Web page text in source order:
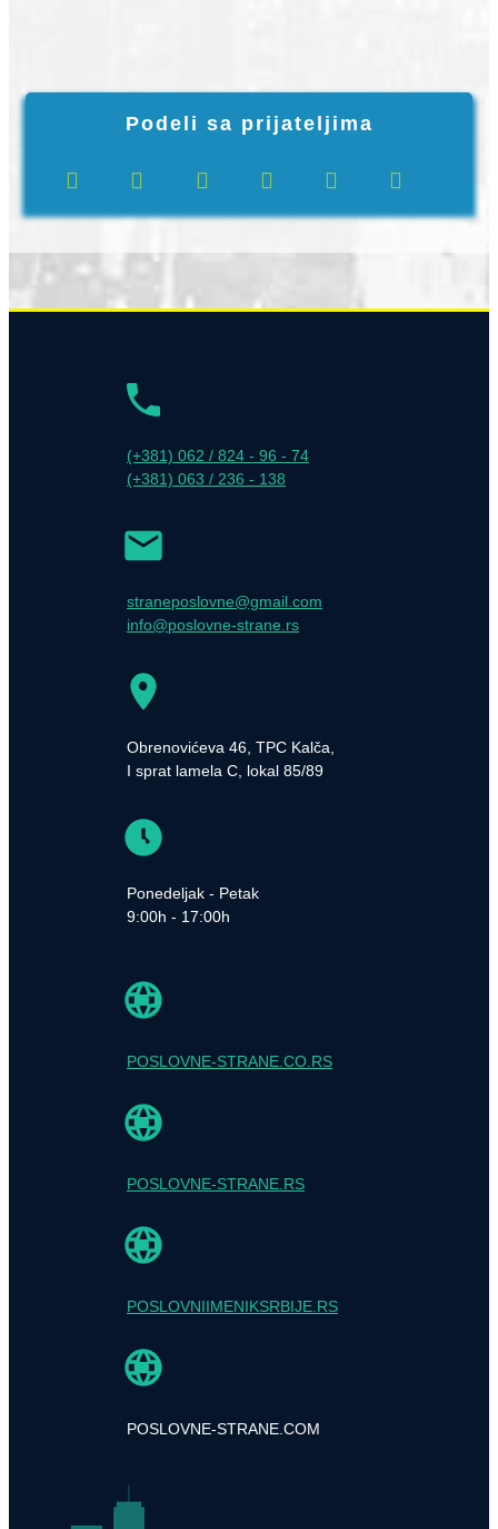
Podeli sa prijateljima
(+381) 062 / 824 - 96 - 74
(+381) 063 / 236 - 138
straneposlovne@gmail.com
info@poslovne-strane.rs
Obrenovićeva 46, TPC Kalča,
I sprat lamela C, lokal 85/89
Ponedeljak - Petak
9:00h - 17:00h
POSLOVNE-STRANE.CO.RS
POSLOVNE-STRANE.RS
POSLOVNIIMENIKSRBIJE.RS
POSLOVNE-STRANE.COM